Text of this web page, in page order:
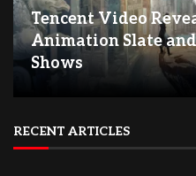
Tencent Video
Animation Slate
Shows
RECENT ARTICLES